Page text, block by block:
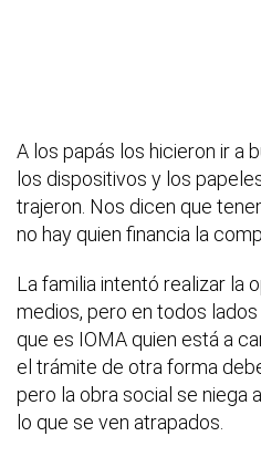
A los papás los hicieron ir
los dispositivos y los
trajeron. Nos dicen que
no hay quien financia la
La familia intentó realizar la
medios, pero en todos
que es IOMA quien está a
el trámite de otra forma
pero la obra social se niega
lo que se ven atrapados.